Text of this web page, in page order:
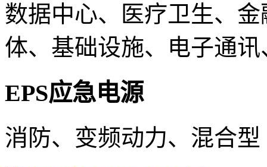
数据中心、医疗卫生、
体、基础设施、电子通
EPS应急电源
消防、变频动力、混合型